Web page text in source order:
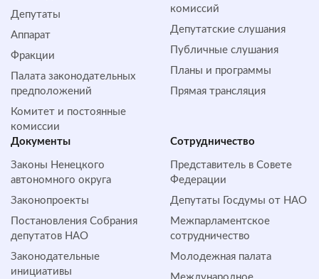
Депутаты
Аппарат
Фракции
Палата законодательных
предположений
Комитет и постоянные
комиссии
комиссий
Депутатские слушания
Публичные слушания
Планы и программы
Прямая трансляция
Документы
Законы Ненецкого
автономного округа
Законопроекты
Постановления Собрания
депутатов НАО
Законодательные
инициативы
Сотрудничество
Представитель в Совете
Федерации
Депутаты Госдумы от НАО
Межпарламентское
сотрудничество
Молодежная палата